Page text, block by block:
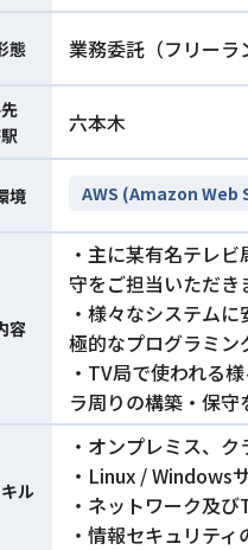
態 業務委託（フリーラ
六本木
境 AWS (Amazon Web
容
・主に某有名テレ
守をご担当いただき
・様々なシステム
極的なプログラミン
・TV局で使われる
ラ周りの構築・保守
ル
・オンプレミス、
・Linux / Windows
・ネットワーク及
・情報セキュリテ